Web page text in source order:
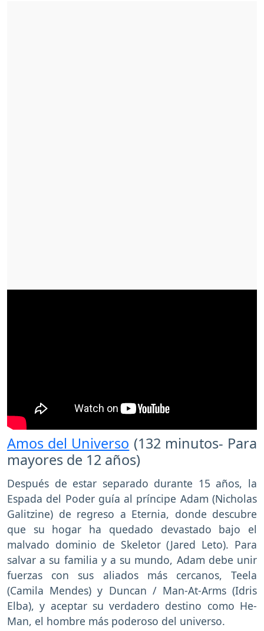
Amos del Universo (132 minutos- Para
mayores de 12 años)
Después de estar separado durante 15 años, la
Espada del Poder guía al príncipe Adam (Nicholas
Galitzine) de regreso a Eternia, donde descubre
que su hogar ha quedado devastado bajo el
malvado dominio de Skeletor (Jared Leto). Para
salvar a su familia y a su mundo, Adam debe unir
fuerzas con sus aliados más cercanos, Teela
(Camila Mendes) y Duncan / Man-At-Arms (Idris
Elba), y aceptar su verdadero destino como He-
Man, el hombre más poderoso del universo.